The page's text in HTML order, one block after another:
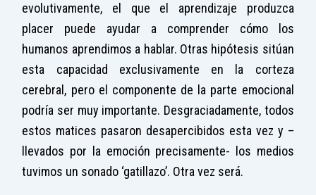
evolutivamente, el que el aprendizaje produzca
placer puede ayudar a comprender cómo los
humanos aprendimos a hablar. Otras hipótesis sitúan
esta capacidad exclusivamente en la corteza
cerebral, pero el componente de la parte emocional
podría ser muy importante. Desgraciadamente, todos
estos matices pasaron desapercibidos esta vez y –
llevados por la emoción precisamente- los medios
tuvimos un sonado ‘gatillazo’. Otra vez será.